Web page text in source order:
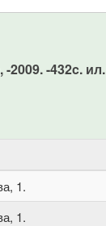
-432c. ил.
1.
1.